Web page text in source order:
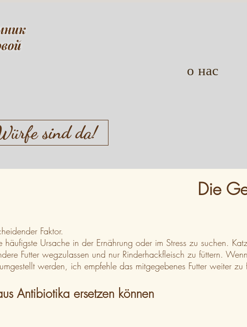
sind da!
о нас
Die
Faktor.
Ursache in der Ernährung oder im Stress zu suchen.
Futter wegzulassen und nur Rinderhackfleisch zu füttern.
werden, ich empfehle das mitgegebenes Futter weiter
Antibiotika ersetzen können